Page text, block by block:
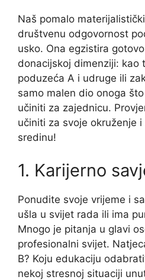
Naš pomalo
društvenu odgovornost
usko. Ona egzistira
donacijskoj dimenziji: kao
poduzeća A i udruge ili
samo malen dio onoga
učiniti za zajednicu.
učiniti za svoje okruženje
sredinu!
1. Karijerno
Ponudite svoje vrijeme i
ušla u svijet rada ili ima
Mnogo je pitanja u glavi
profesionalni svijet.
B? Koju edukaciju
nekoj stresnoj situaciji